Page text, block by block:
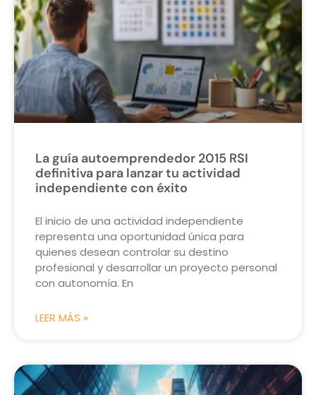
La guía autoemprendedor 2015 RSI
definitiva para lanzar tu actividad
independiente con éxito
El inicio de una actividad independiente
representa una oportunidad única para
quienes desean controlar su destino
profesional y desarrollar un proyecto personal
con autonomía. En
LEER MÁS »